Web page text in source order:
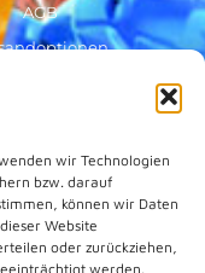
wir Technologien
bzw. darauf
können wir Daten
Website
oder zurückziehen,
werden.
AGB
Über Uns